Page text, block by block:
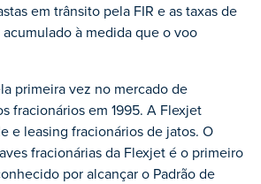
em trânsito pela FIR e as taxas de
à medida que o voo
primeira vez no mercado de
fracionários em 1995. A Flexjet
e leasing fracionários de jatos. O
fracionárias da Flexjet é o primeiro
por alcançar o Padrão de